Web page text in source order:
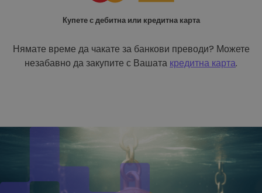
Купете с дебитна или кредитна карта
Нямате време да чакате за банкови преводи? Можете
незабавно да закупите с Вашата кредитна карта.